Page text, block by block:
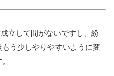
立して間がないですし、紛
う少しやりやすいように変